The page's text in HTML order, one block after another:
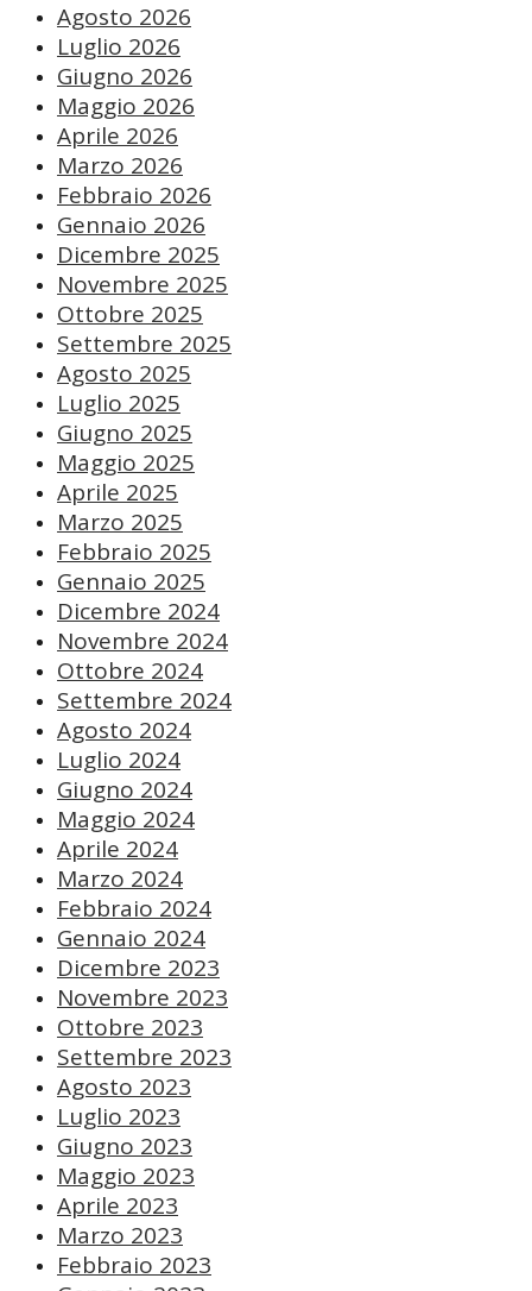
Agosto 2026
Luglio 2026
Giugno 2026
Maggio 2026
Aprile 2026
Marzo 2026
Febbraio 2026
Gennaio 2026
Dicembre 2025
Novembre 2025
Ottobre 2025
Settembre 2025
Agosto 2025
Luglio 2025
Giugno 2025
Maggio 2025
Aprile 2025
Marzo 2025
Febbraio 2025
Gennaio 2025
Dicembre 2024
Novembre 2024
Ottobre 2024
Settembre 2024
Agosto 2024
Luglio 2024
Giugno 2024
Maggio 2024
Aprile 2024
Marzo 2024
Febbraio 2024
Gennaio 2024
Dicembre 2023
Novembre 2023
Ottobre 2023
Settembre 2023
Agosto 2023
Luglio 2023
Giugno 2023
Maggio 2023
Aprile 2023
Marzo 2023
Febbraio 2023